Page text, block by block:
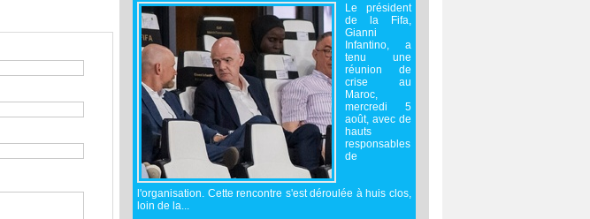
Le président
de la Fifa,
Gianni
Infantino, a
tenu une
réunion de
crise au
Maroc,
mercredi 5
août, avec de
hauts
responsables
de
l'organisation. Cette rencontre s'est déroulée à huis clos,
loin de la...